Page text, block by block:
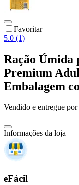
Favoritar
5.0 (1)
Ração Úmida
Premium
Embalagem
Vendido e entregue por
Informações da loja
eFácil